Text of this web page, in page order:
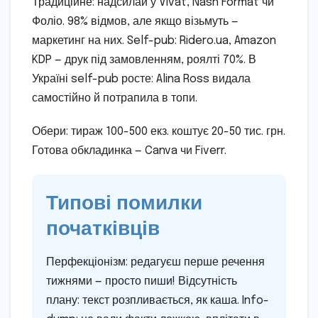
Традиційне: надсилай у Vivat, Nash Format чи
Фоліо. 98% відмов, але якщо візьмуть —
маркетинг на них. Self-pub: Ridero.ua, Amazon
KDP — друк під замовленням, роялті 70%. В
Україні self-pub росте: Alina Ross видала
самостійно й потрапила в топи.
Обери: тираж 100-500 екз. коштує 20-50 тис. грн.
Готова обкладинка — Canva чи Fiverr.
Типові помилки
початківців
Перфекціонізм: редагуєш перше речення
тижнями — просто пиши! Відсутність
плану: текст розпливається, як каша. Info-